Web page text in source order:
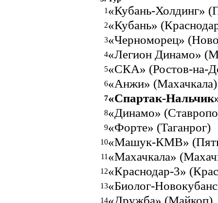
1 «Кубань-Холдинг»
2«Кубань»
3«Черноморец»
4«Легион Динамо»
5«СКА» (Ростов-на-
6«Анжи» (Махачкала)
7«Спартак-
8«Динамо»
9«Форте» (Таганрог)
10«Машук-КМВ»
11 «Махачкала»
12«Краснодар-3»
13«Биолог-
14